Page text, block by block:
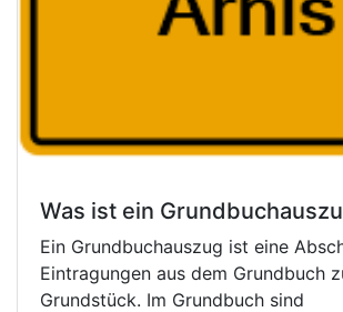
Was ist ein
Ein Grundbuchauszug ist eine
Eintragungen aus dem Grundbuch
Grundstück. Im Grundbuch sind